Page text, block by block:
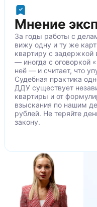
примыкании к
Не закреплена
Не закреплена
входной двери
Уступы между
межкомнатной
Механические
дверях
Отсутствие
оконных блоков
Мнение
За годы работы с
вижу одну и ту же
квартиру с задержкой
— иногда с оговоркой
неё — и считает, что
Судебная практика
ДДУ существует
квартиры и от
взыскания по нашим
рублей. Не теряйте
закону.